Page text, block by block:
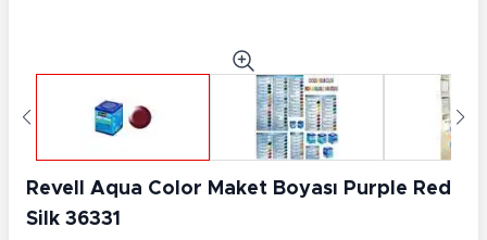
Revell Aqua Color Maket Boyası Purple Red
Silk 36331